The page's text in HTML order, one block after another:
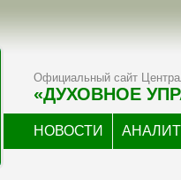
Официальный сайт
«ДУХОВНОЕ
НОВОСТИ